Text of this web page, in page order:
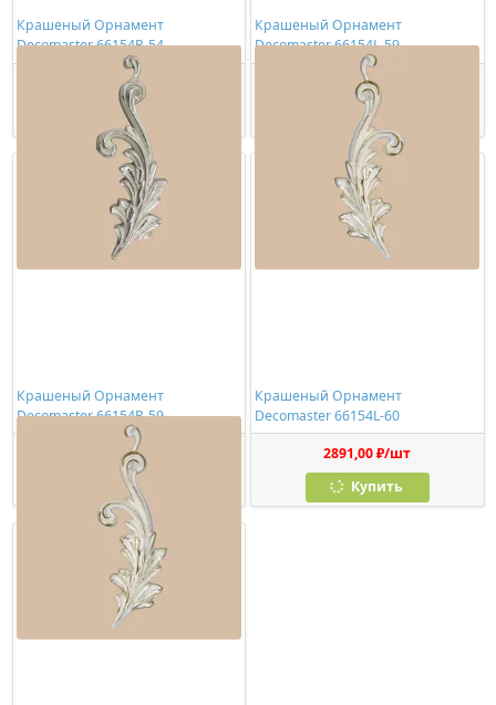
Крашеный Орнамент
Decomaster 66154R-54
2891,00 ₽/шт
Купить
Крашеный Орнамент
Decomaster 66154L-59
3438,00 ₽/шт
Купить
Крашеный Орнамент
Decomaster 66154R-59
3438,00 ₽/шт
Купить
Крашеный Орнамент
Decomaster 66154L-60
2891,00 ₽/шт
Купить